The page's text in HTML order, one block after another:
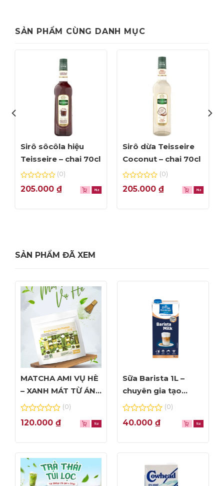
SẢN PHẨM CÙNG DANH MỤC
Sirô sôcôla hiệu
Teisseire – chai 70cl
0
out
5
(0)
205.000 ₫
Sirô dừa Teisseire
Coconut – chai 70cl
0
out
5
(0)
205.000 ₫
SẢN PHẨM ĐÃ XEM
MATCHA AMI VỤ HÈ
– XANH MÁT TỪ ÁNH
NHÌN ĐẦU TIÊN
0
out
5
(0)
120.000 ₫
Sữa Barista 1L –
chuyên gia tạo
Foam đỉnh cao
0
out
5
(0)
40.000 ₫